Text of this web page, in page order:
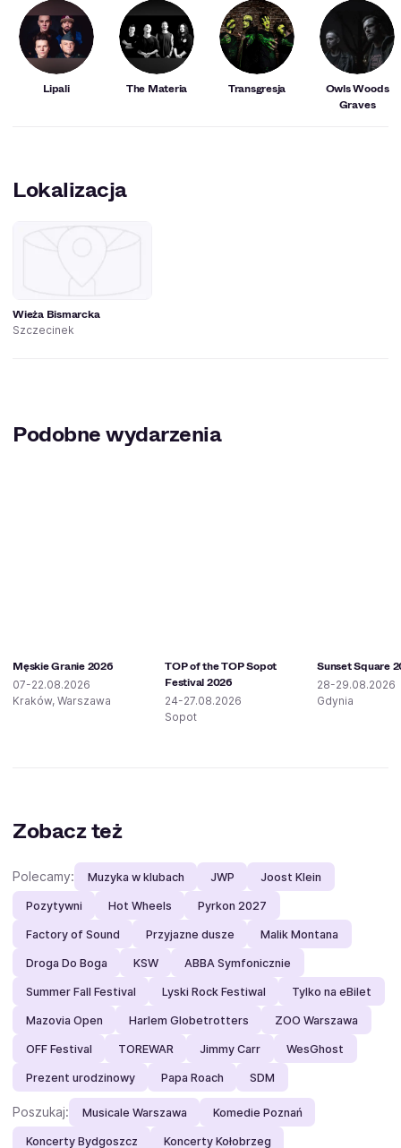
Lipali The Materia Transgresja
Owls Woods
Graves
Lokalizacja
Wieża Bismarcka
Szczecinek
Podobne wydarzenia
Męskie Granie 2026
07-22.08.2026
Kraków, Warszawa
TOP of the TOP Sopot
Festival 2026
24-27.08.2026
Sopot
Sunset Square
28-29.08.2026
Gdynia
Zobacz też
Polecamy: Muzyka w klubach JWP Joost Klein
Pozytywni Hot Wheels Pyrkon 2027
Factory of Sound Przyjazne dusze Malik Montana
Droga Do Boga KSW ABBA Symfonicznie
Summer Fall Festival Lyski Rock Festiwal Tylko na eBilet
Mazovia Open Harlem Globetrotters ZOO Warszawa
OFF Festival TOREWAR Jimmy Carr WesGhost
Prezent urodzinowy Papa Roach SDM
Poszukaj: Musicale Warszawa Komedie Poznań
Koncerty Bydgoszcz Koncerty Kołobrzeg